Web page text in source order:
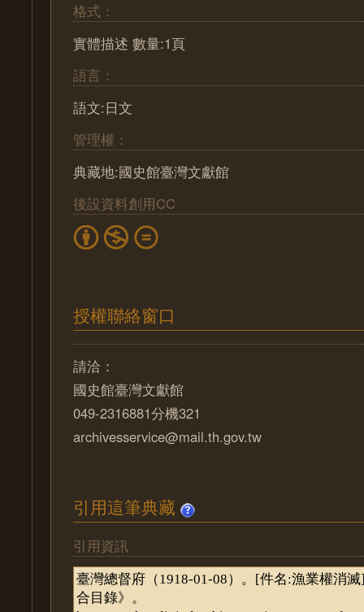
格式：
實體描述 數量:1頁
語言：
語文:日文
管理權：
典藏地:國史館臺灣文獻館
後設資料創用CC
授權聯絡窗口
請洽：
國史館臺灣文獻館
049-2316881分機321
archivesservice@mail.th.gov.tw
引用這筆典藏
引用資訊